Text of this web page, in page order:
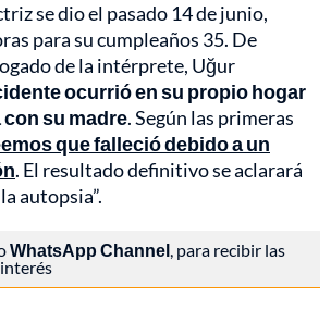
se dio el pasado 14 de junio,
para su cumpleaños 35. De
de la intérprete, Uğur
ocurrió en su propio hogar
su madre. Según las primeras
que falleció debido a un
. El resultado definitivo se aclarará
autopsia”.
WhatsApp Channel, para recibir las